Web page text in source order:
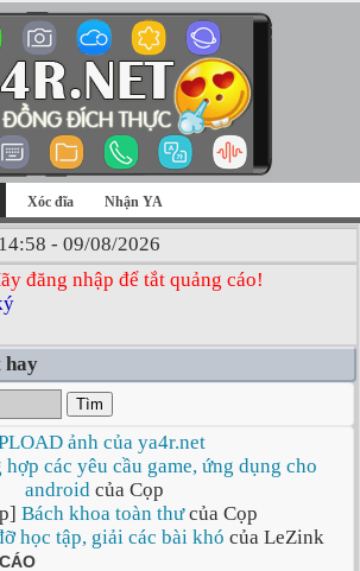
Xóc đĩa Nhận YA
- 09/08/2026
đăng nhập để tắt quảng cáo!
hay
Tìm
ảnh của ya4r.net
hợp các yêu cầu game, ứng dụng cho
androidcủa Cọp
Bách khoa toàn thưcủa Cọp
học tập, giải các bài khó của LeZink